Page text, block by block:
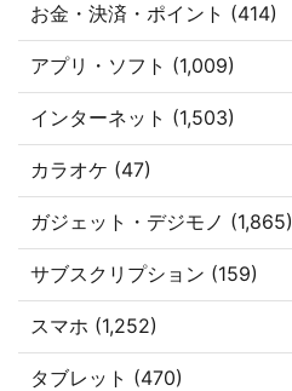
お金・決済・ポイント (414)
アプリ・ソフト (1,009)
インターネット (1,503)
カラオケ (47)
ガジェット・デジモノ (1,865)
サブスクリプション (159)
スマホ (1,252)
タブレット (470)